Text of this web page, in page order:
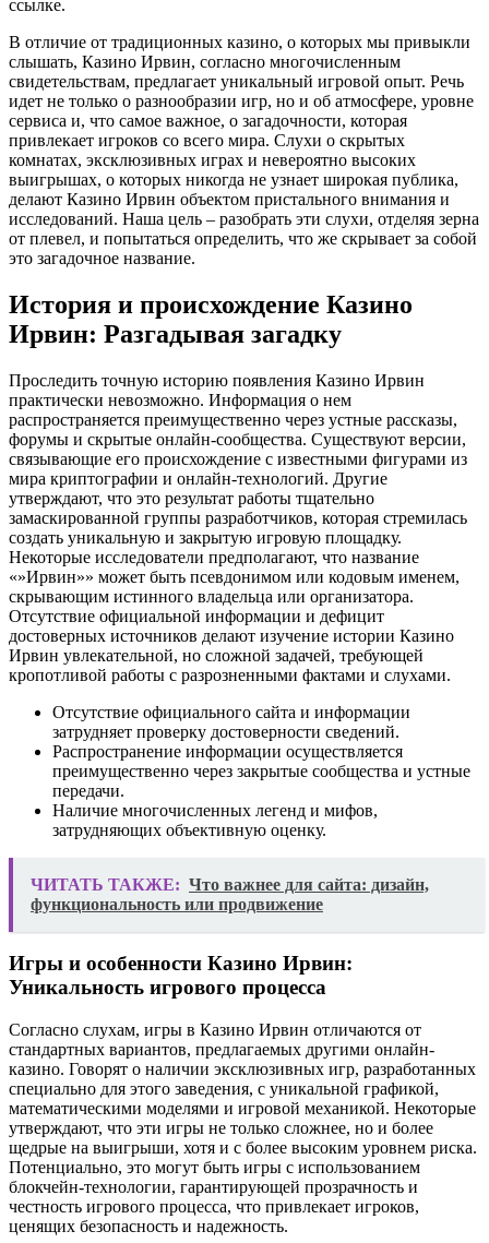
ссылке.
В отличие от традиционных казино, о которых мы привыкли
слышать, Казино Ирвин, согласно многочисленным
свидетельствам, предлагает уникальный игровой опыт. Речь
идет не только о разнообразии игр, но и об атмосфере, уровне
сервиса и, что самое важное, о загадочности, которая
привлекает игроков со всего мира. Слухи о скрытых
комнатах, эксклюзивных играх и невероятно высоких
выигрышах, о которых никогда не узнает широкая публика,
делают Казино Ирвин объектом пристального внимания и
исследований. Наша цель – разобрать эти слухи, отделяя зерна
от плевел, и попытаться определить, что же скрывает за собой
это загадочное название.
История и происхождение Казино
Ирвин: Разгадывая загадку
Проследить точную историю появления Казино Ирвин
практически невозможно. Информация о нем
распространяется преимущественно через устные рассказы,
форумы и скрытые онлайн-сообщества. Существуют версии,
связывающие его происхождение с известными фигурами из
мира криптографии и онлайн-технологий. Другие
утверждают, что это результат работы тщательно
замаскированной группы разработчиков, которая стремилась
создать уникальную и закрытую игровую площадку.
Некоторые исследователи предполагают, что название
«»Ирвин»» может быть псевдонимом или кодовым именем,
скрывающим истинного владельца или организатора.
Отсутствие официальной информации и дефицит
достоверных источников делают изучение истории Казино
Ирвин увлекательной, но сложной задачей, требующей
кропотливой работы с разрозненными фактами и слухами.
Отсутствие официального сайта и информации
затрудняет проверку достоверности сведений.
Распространение информации осуществляется
преимущественно через закрытые сообщества и устные
передачи.
Наличие многочисленных легенд и мифов,
затрудняющих объективную оценку.
ЧИТАТЬ ТАКЖЕ: Что важнее для сайта: дизайн,
функциональность или продвижение
Игры и особенности Казино Ирвин:
Уникальность игрового процесса
Согласно слухам, игры в Казино Ирвин отличаются от
стандартных вариантов, предлагаемых другими онлайн-
казино. Говорят о наличии эксклюзивных игр, разработанных
специально для этого заведения, с уникальной графикой,
математическими моделями и игровой механикой. Некоторые
утверждают, что эти игры не только сложнее, но и более
щедрые на выигрыши, хотя и с более высоким уровнем риска.
Потенциально, это могут быть игры с использованием
блокчейн-технологии, гарантирующей прозрачность и
честность игрового процесса, что привлекает игроков,
ценящих безопасность и надежность.